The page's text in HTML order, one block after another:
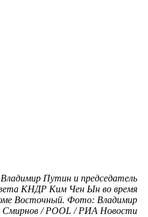
Путин и председатель
КНДР Ким Чен Ын во время
Восточный. Фото: Владимир
Смирнов / POOL / РИА Новости